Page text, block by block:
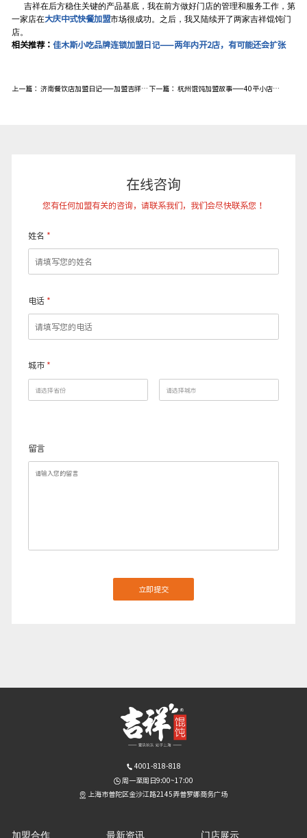
吉祥在后方稳住关键的产品基底，我在前方做好门店的管理和服务工作，第
一家店在大庆中式快餐加盟市场很成功。之后，我又陆续开了两家吉祥馄饨门
店。
相关推荐： 佳木斯小吃品牌连锁加盟日记——两年内开2店，有可能还会扩张
上一篇： 济南餐饮店加盟日记——加盟吉祥馄饨，比自己开店轻松而且营收更高 下一篇： 杭州馄饨加盟故事——40平小店如何做到一年盈利30万？
在线咨询
您有任何加盟有关的咨询，请联系我们，我们会尽快联系您！
姓名 *
电话 *
城市 *
留言
4001-818-818
周一至周日9:00~17:00
上海市普陀区金沙江路2145弄普罗娜商务广场
加盟合作 最新资讯 门店展示